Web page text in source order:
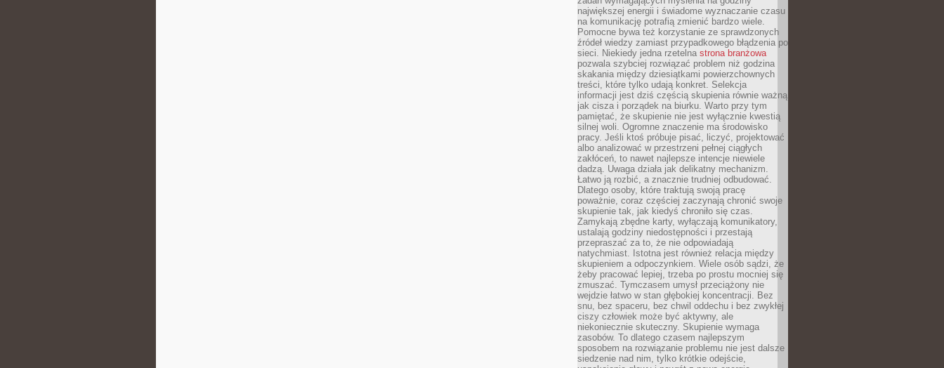
największej energii i świadome wyznaczanie czasu
na komunikację potrafią zmienić bardzo wiele.
Pomocne bywa też korzystanie ze sprawdzonych
źródeł wiedzy zamiast przypadkowego błądzenia po
sieci. Niekiedy jedna rzetelna strona branżowa
pozwala szybciej rozwiązać problem niż godzina
skakania między dziesiątkami powierzchownych
treści, które tylko udają konkret. Selekcja
informacji jest dziś częścią skupienia równie ważną
jak cisza i porządek na biurku. Warto przy tym
pamiętać, że skupienie nie jest wyłącznie kwestią
silnej woli. Ogromne znaczenie ma środowisko
pracy. Jeśli ktoś próbuje pisać, liczyć, projektować
albo analizować w przestrzeni pełnej ciągłych
zakłóceń, to nawet najlepsze intencje niewiele
dadzą. Uwaga działa jak delikatny mechanizm.
Łatwo ją rozbić, a znacznie trudniej odbudować.
Dlatego osoby, które traktują swoją pracę
poważnie, coraz częściej zaczynają chronić swoje
skupienie tak, jak kiedyś chroniło się czas.
Zamykają zbędne karty, wyłączają komunikatory,
ustalają godziny niedostępności i przestają
przepraszać za to, że nie odpowiadają
natychmiast. Istotna jest również relacja między
skupieniem a odpoczynkiem. Wiele osób sądzi, że
żeby pracować lepiej, trzeba po prostu mocniej się
zmuszać. Tymczasem umysł przeciążony nie
wejdzie łatwo w stan głębokiej koncentracji. Bez
snu, bez spaceru, bez chwil oddechu i bez zwykłej
ciszy człowiek może być aktywny, ale
niekoniecznie skuteczny. Skupienie wymaga
zasobów. To dlatego czasem najlepszym
sposobem na rozwiązanie problemu nie jest dalsze
siedzenie nad nim, tylko krótkie odejście,